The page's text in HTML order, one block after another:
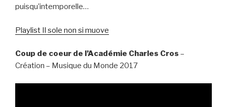
puisqu’intemporelle…
Playlist Il sole non si muove
Coup de coeur de l’Académie Charles Cros –
Création – Musique du Monde 2017